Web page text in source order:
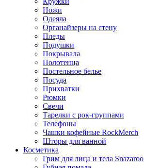
Ножи
Одеяла
Органайзеры на стену
Пледы
Подушки
Покрывала
Полотенца
Постельное белье
Посуда
Прихватки
Рюмки
Свечи
Тарелки с рок-группами
Телефоны
Чашки кофейные RockMerch
Шторы для ванной
Косметика
Грим для лица и тела Snazaroo